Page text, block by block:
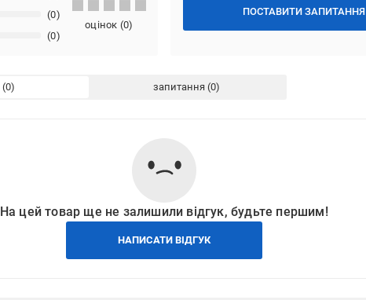
ПОСТАВИТИ ЗАПИТАННЯ
(0)
(0)
оцінок (0)
запитання
На цей товар ще не залишили відгук, будьте першим!
НАПИСАТИ ВІДГУК